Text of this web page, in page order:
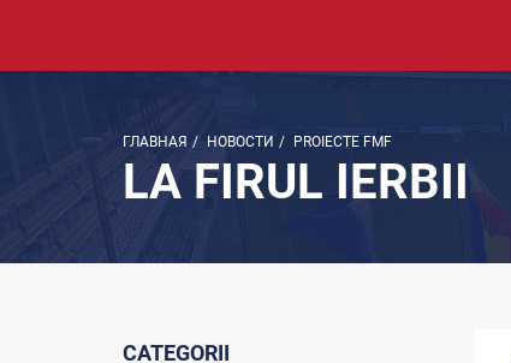
ГЛАВНАЯ / НОВОСТИ / PROIECTE FMF
LA FIRUL IERBII
CATEGORII